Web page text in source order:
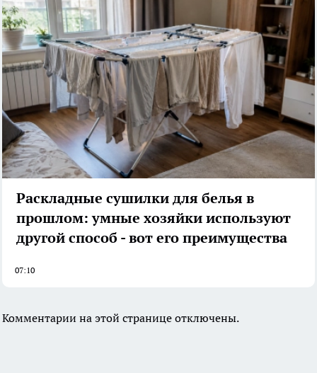
Раскладные сушилки для белья в
прошлом: умные хозяйки используют
другой способ - вот его преимущества
07:10
Комментарии на этой странице отключены.